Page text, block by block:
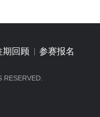
期回顾
参赛报名